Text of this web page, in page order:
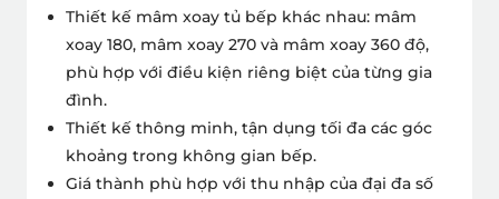
Thiết kế mâm xoay tủ bếp khác nhau: mâm
xoay 180, mâm xoay 270 và mâm xoay 360 độ,
phù hợp với điều kiện riêng biệt của từng gia
đình.
Thiết kế thông minh, tận dụng tối đa các góc
khoảng trong không gian bếp.
Giá thành phù hợp với thu nhập của đại đa số